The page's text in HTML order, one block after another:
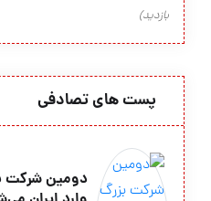
بازدید)
پست های تصادفی
دومین شرکت